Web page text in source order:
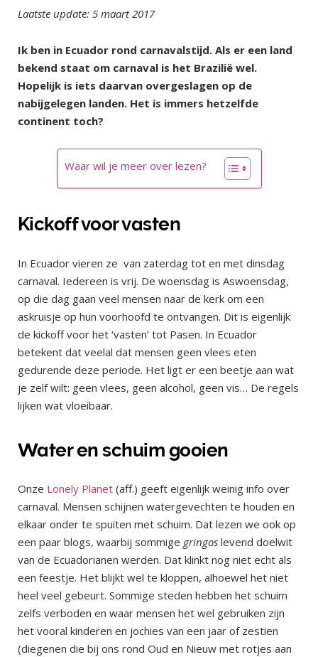
Laatste update: 5 maart 2017
Ik ben in Ecuador rond carnavalstijd. Als er een land
bekend staat om carnaval is het Brazilië wel.
Hopelijk is iets daarvan overgeslagen op de
nabijgelegen landen. Het is immers hetzelfde
continent toch?
Waar wil je meer over lezen?
Kickoff voor vasten
In Ecuador vieren ze van zaterdag tot en met dinsdag
carnaval. Iedereen is vrij. De woensdag is Aswoensdag,
op die dag gaan veel mensen naar de kerk om een
askruisje op hun voorhoofd te ontvangen. Dit is eigenlijk
de kickoff voor het ‘vasten’ tot Pasen. In Ecuador
betekent dat veelal dat mensen geen vlees eten
gedurende deze periode. Het ligt er een beetje aan wat
je zelf wilt: geen vlees, geen alcohol, geen vis… De regels
lijken wat vloeibaar.
Water en schuim gooien
Onze Lonely Planet (aff.) geeft eigenlijk weinig info over
carnaval. Mensen schijnen watergevechten te houden en
elkaar onder te spuiten met schuim. Dat lezen we ook op
een paar blogs, waarbij sommige gringos levend doelwit
van de Ecuadorianen werden. Dat klinkt nog niet echt als
een feestje. Het blijkt wel te kloppen, alhoewel het niet
heel veel gebeurt. Sommige steden hebben het schuim
zelfs verboden en waar mensen het wel gebruiken zijn
het vooral kinderen en jochies van een jaar of zestien
(diegenen die bij ons rond Oud en Nieuw met rotjes aan